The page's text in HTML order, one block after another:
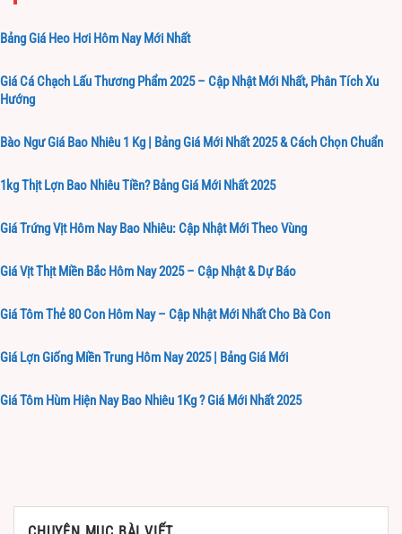
Bảng Giá Heo Hơi Hôm Nay Mới Nhất
Giá Cá Chạch Lấu Thương Phẩm 2025 – Cập Nhật Mới Nhất, Phân Tích Xu
Hướng
Bào Ngư Giá Bao Nhiêu 1 Kg | Bảng Giá Mới Nhất 2025 & Cách Chọn Chuẩn
1kg Thịt Lợn Bao Nhiêu Tiền? Bảng Giá Mới Nhất 2025
Giá Trứng Vịt Hôm Nay Bao Nhiêu: Cập Nhật Mới Theo Vùng
Giá Vịt Thịt Miền Bắc Hôm Nay 2025 – Cập Nhật & Dự Báo
Giá Tôm Thẻ 80 Con Hôm Nay – Cập Nhật Mới Nhất Cho Bà Con
Giá Lợn Giống Miền Trung Hôm Nay 2025 | Bảng Giá Mới
Giá Tôm Hùm Hiện Nay Bao Nhiêu 1Kg ? Giá Mới Nhất 2025